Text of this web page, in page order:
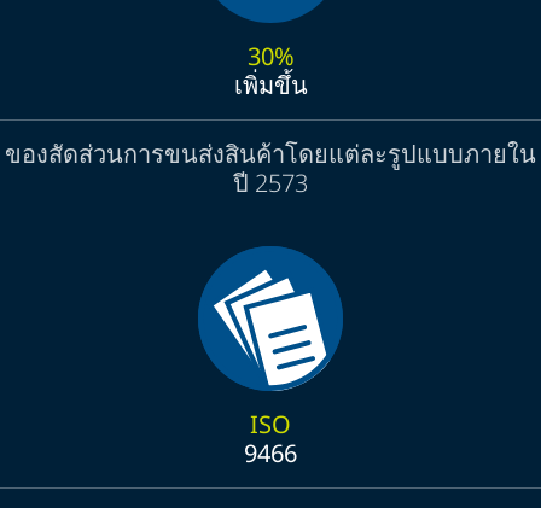
30%
เพิ่มขึ้น
ของสัดส่วนการขนส่งสินค้าโดยแต่ละรูปแบบภายใน
ปี 2573
ISO
9466